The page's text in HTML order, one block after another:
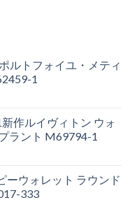
ルトフォイユ・メティ
1
作ルイヴィトン ウォ
ラント M69794-1
ーウォレット ラウンド
333